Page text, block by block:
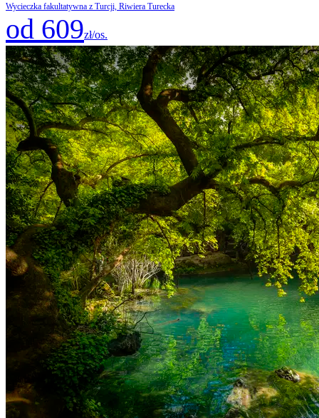
Wycieczka fakultatywna z Turcji, Riwiera Turecka
od 609zł/os.